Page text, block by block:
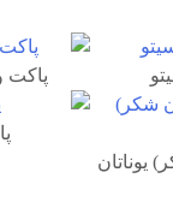
پاکت
یوناتان